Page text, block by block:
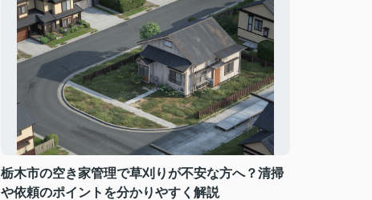
栃木市の空き家管理で草刈りが不安な方へ？清掃
や依頼のポイントを分かりやすく解説